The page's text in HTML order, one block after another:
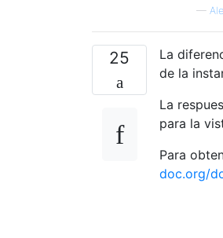
—
25
La
de la
La
para la
Para
doc.org/